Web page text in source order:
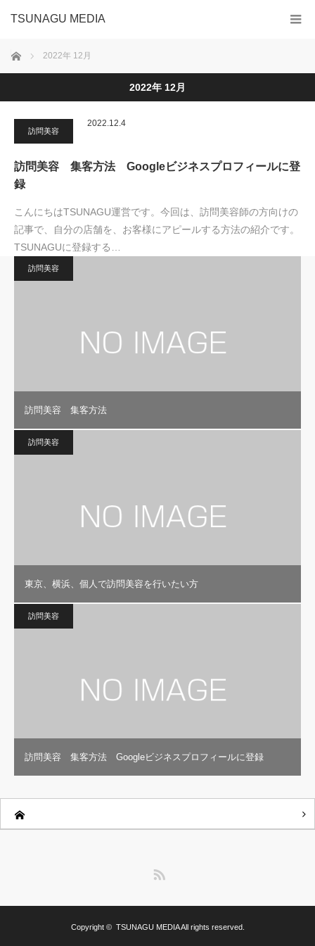
TSUNAGU MEDIA
ホーム 2022年 12月
2022年 12月
訪問美容
2022.12.4
訪問美容 集客方法 Googleビジネスプロフィールに登
録
こんにちはTSUNAGU運営です。今回は、訪問美容師の方向けの
記事で、自分の店舗を、お客様にアピールする方法の紹介です。
TSUNAGUに登録する…
訪問美容
訪問美容 集客方法
訪問美容
東京、横浜、個人で訪問美容を行いたい方
訪問美容
訪問美容 集客方法 Googleビジネスプロフィールに登録
Copyright © TSUNAGU MEDIAAll rights reserved.